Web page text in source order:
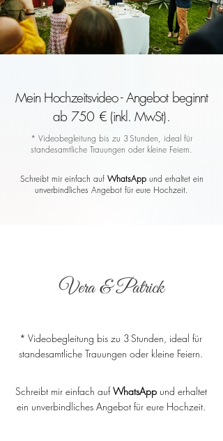
Mein Hochzeitsvideo - Angebot beginnt
ab 750 € (inkl. MwSt).
* Videobegleitung bis zu 3 Stunden, ideal für
standesamtliche Trauungen oder kleine Feiern.
Schreibt mir einfach auf WhatsAppund erhaltet ein
unverbindliches Angebot für eure Hochzeit.
Vera & Patrick
* Videobegleitung bis zu 3 Stunden, ideal für
standesamtliche Trauungen oder kleine Feiern.
Schreibt mir einfach aufWhatsAppund erhaltet
ein unverbindliches Angebot für eure Hochzeit.